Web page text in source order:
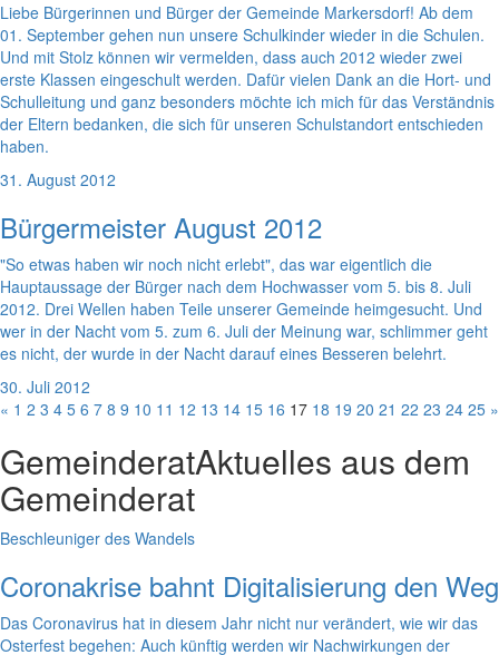
Liebe Bürgerinnen und Bürger der Gemeinde Markersdorf! Ab dem
01. September gehen nun unsere Schulkinder wieder in die Schulen.
Und mit Stolz können wir vermelden, dass auch 2012 wieder zwei
erste Klassen eingeschult werden. Dafür vielen Dank an die Hort- und
Schulleitung und ganz besonders möchte ich mich für das Verständnis
der Eltern bedanken, die sich für unseren Schulstandort entschieden
haben.
31. August 2012
Bürgermeister August 2012
"So etwas haben wir noch nicht erlebt", das war eigentlich die
Hauptaussage der Bürger nach dem Hochwasser vom 5. bis 8. Juli
2012. Drei Wellen haben Teile unserer Gemeinde heimgesucht. Und
wer in der Nacht vom 5. zum 6. Juli der Meinung war, schlimmer geht
es nicht, der wurde in der Nacht darauf eines Besseren belehrt.
30. Juli 2012
« 1 2 3 4 5 6 7 8 9 10 11 12 13 14 15 16 17 18 19 20 21 22 23 24 25 »
GemeinderatAktuelles aus dem
Gemeinderat
Beschleuniger des Wandels
Coronakrise bahnt Digitalisierung den Weg
Das Coronavirus hat in diesem Jahr nicht nur verändert, wie wir das
Osterfest begehen: Auch künftig werden wir Nachwirkungen der